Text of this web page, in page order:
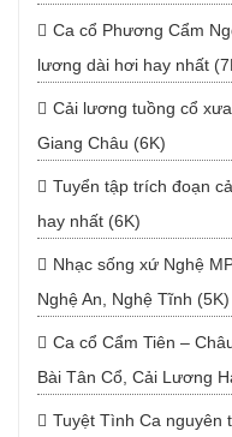
Ca cổ Phương Cẩm
lương dài hơi hay nhất
Cải lương tuồng cổ
Giang Châu (6K)
Tuyển tập trích đoạn
hay nhất (6K)
Nhạc sống xứ Nghệ
Nghệ An, Nghệ Tĩnh (5K)
Ca cổ Cẩm Tiên –
Bài Tân Cổ, Cải Lương
Tuyệt Tình Ca nguyên